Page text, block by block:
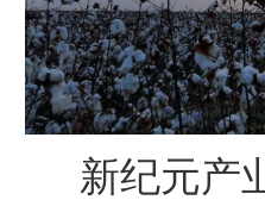
新纪元产业